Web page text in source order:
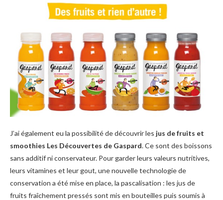
J’ai également eu la possibilité de découvrir les jus de fruits et
smoothies Les Découvertes de Gaspard. Ce sont des boissons
sans additif ni conservateur. Pour garder leurs valeurs nutritives,
leurs vitamines et leur gout, une nouvelle technologie de
conservation a été mise en place, la pascalisation : les jus de
fruits fraîchement pressés sont mis en bouteilles puis soumis à